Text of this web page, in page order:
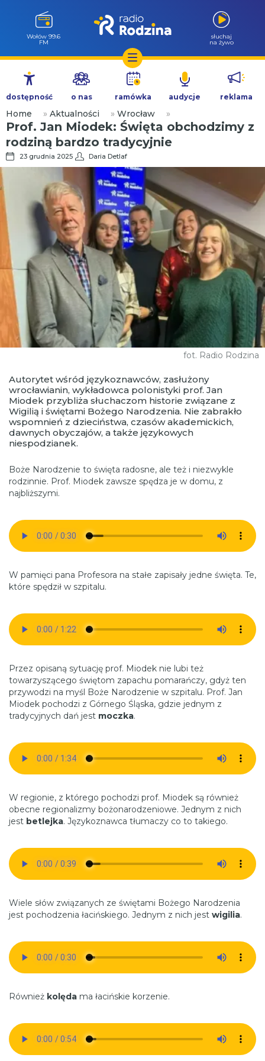
Przejdź
treści
Wołów 99.6
FM
słuchaj
na żywo
dostępność o nas ramówka audycje reklama
Home » Aktualności » Wrocław »
Prof. Jan Miodek: Święta obchodzimy z
rodziną bardzo tradycyjnie
23 grudnia 2025 Daria Detlaf
fot. Radio Rodzina
Autorytet wśród językoznawców, zasłużony
wrocławianin, wykładowca polonistyki prof. Jan
Miodek przybliża słuchaczom historie związane z
Wigilią i świętami Bożego Narodzenia. Nie zabrakło
wspomnień z dzieciństwa, czasów akademickich,
dawnych obyczajów, a także językowych
niespodzianek.
Boże Narodzenie to święta radosne, ale też i niezwykle
rodzinnie. Prof. Miodek zawsze spędza je w domu, z
najbliższymi.
W pamięci pana Profesora na stałe zapisały jedne święta. Te,
które spędził w szpitalu.
Przez opisaną sytuację prof. Miodek nie lubi też
towarzyszącego świętom zapachu pomarańczy, gdyż ten
przywodzi na myśl Boże Narodzenie w szpitalu. Prof. Jan
Miodek pochodzi z Górnego Śląska, gdzie jednym z
tradycyjnych dań jest moczka.
W regionie, z którego pochodzi prof. Miodek są również
obecne regionalizmy bożonarodzeniowe. Jednym z nich
jest betlejka. Językoznawca tłumaczy co to takiego.
Wiele słów związanych ze świętami Bożego Narodzenia
jest pochodzenia łacińskiego. Jednym z nich jest wigilia.
Również kolęda ma łacińskie korzenie.